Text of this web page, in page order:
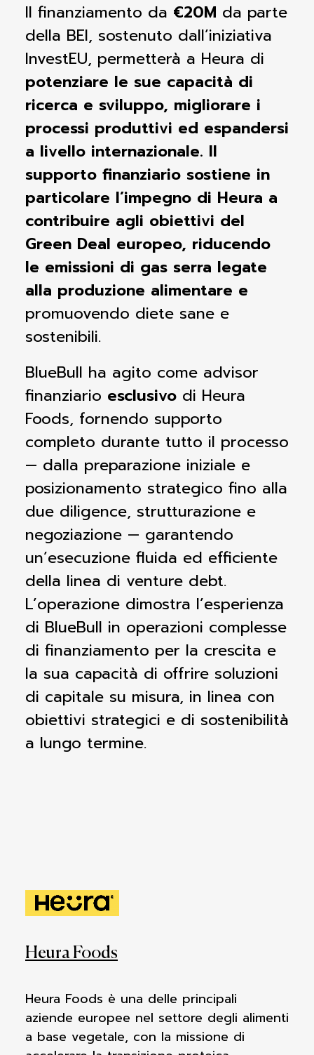
Il finanziamento da €20M da parte
della BEI, sostenuto dall’iniziativa
InvestEU, permetterà a Heura di
potenziare le sue capacità di
ricerca e sviluppo, migliorare i
processi produttivi ed espandersi
a livello internazionale. Il
supporto finanziario sostiene in
particolare l’impegno di Heura a
contribuire agli obiettivi del
Green Deal europeo, riducendo
le emissioni di gas serra legate
alla produzione alimentare e
promuovendo diete sane e
sostenibili.
BlueBull ha agito come advisor
finanziario esclusivo di Heura
Foods, fornendo supporto
completo durante tutto il processo
— dalla preparazione iniziale e
posizionamento strategico fino alla
due diligence, strutturazione e
negoziazione — garantendo
un’esecuzione fluida ed efficiente
della linea di venture debt.
L’operazione dimostra l’esperienza
di BlueBull in operazioni complesse
di finanziamento per la crescita e
la sua capacità di offrire soluzioni
di capitale su misura, in linea con
obiettivi strategici e di sostenibilità
a lungo termine.
Heura Foods
Heura Foods è una delle principali
aziende europee nel settore degli alimenti
a base vegetale, con la missione di